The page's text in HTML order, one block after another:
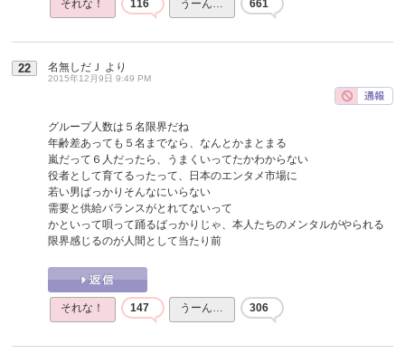
それな！ 116 うーん… 661
22 名無しだＪ より
2015年12月9日 9:49 PM
グループ人数は５名限界だね
年齢差あっても５名までなら、なんとかまとまる
嵐だって６人だったら、うまくいってたかわからない
役者として育てるったって、日本のエンタメ市場に
若い男ばっかりそんなにいらない
需要と供給バランスがとれてないって
かといって唄って踊るばっかりじゃ、本人たちのメンタルがやられる
限界感じるのが人間として当たり前
それな！ 147 うーん… 306